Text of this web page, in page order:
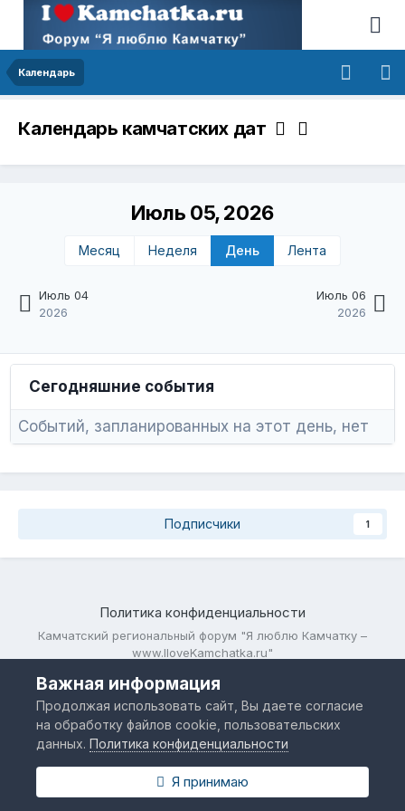
Календарь
Календарь камчатских дат
Июль 04
2026
Июль 05, 2026
Месяц Неделя День Лента
Июль 06
2026
Сегодняшние события
Событий, запланированных на этот день, нет
Подписчики 1
Политика конфиденциальности
Камчатский региональный форум "Я люблю Камчатку –
www.IloveKamchatka.ru"
Важная информация
Продолжая использовать сайт, Вы даете согласие
на обработку файлов cookie, пользовательских
данных.Политика конфиденциальности
Я принимаю